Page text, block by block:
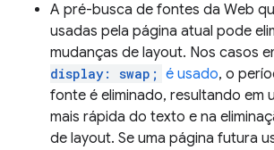
A pré-busca de fontes da Web
usadas pela página atual pode
mudanças de layout. Nos casos
display: swap; é usado, o
fonte é eliminado, resultando em
mais rápida do texto e na
de layout. Se uma página futura